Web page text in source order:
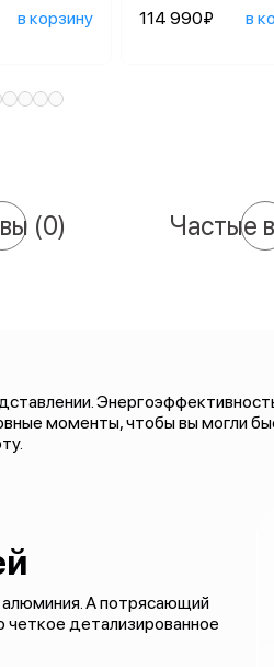
в корзину
114 990₽
в
(0) Частые
моменты, чтобы вы могли
алюминия. А потрясающий
детализированное